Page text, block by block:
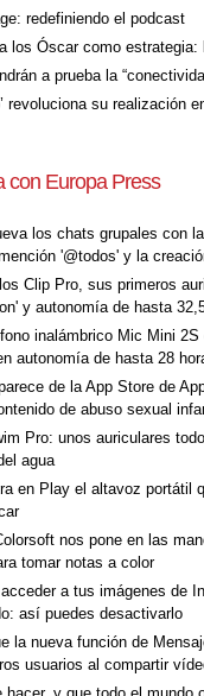
redefiniendo el podcast
los Óscar como
a prueba la
revoluciona su realización
con Europa Press
los chats grupales con
'@todos' y la
Clip Pro, sus primeros
y autonomía de hasta
inalámbrico Mic Mini 2S
autonomía de hasta 28
de la App Store de
de abuso sexual
Pro: unos auriculares
agua
en Play el altavoz portátil
nos pone en las
tomar notas a color
a tus imágenes de
así puedes desactivarlo
la nueva función de
usuarios al compartir